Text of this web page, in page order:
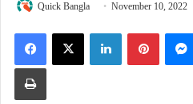
Quick Bangla November 10, 2022
FacebookX LinkedIn
Print